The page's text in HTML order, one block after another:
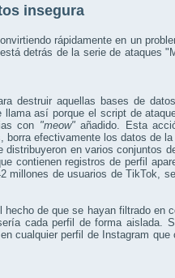
insegura
rápidamente en un
detrás de la serie de ataques
destruir aquellas bases de
así porque el script de
con "meow"añadido. Esta
efectivamente los datos de la
distribuyeron en varios conjuntos
contienen registros de perfil
millones de usuarios de TikTok,
de que se hayan filtrado en
cada perfil de forma aislada.
cualquier perfil de Instagram